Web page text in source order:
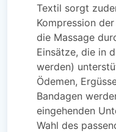
Textil sorgt
Kompression
die Massage
Einsätze, die in
werden)
Ödemen,
Bandagen
eingehenden
Wahl des